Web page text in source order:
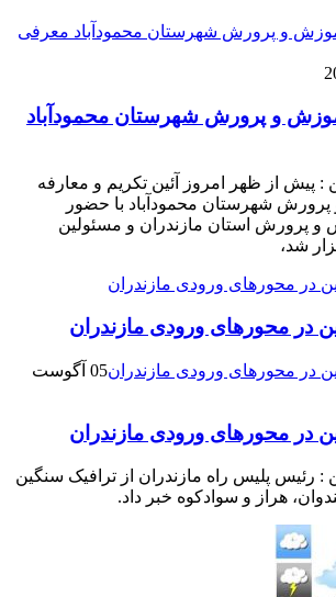
و پرورش شهرستان محمودآباد
: پیش از ظهر امروز آئین تکریم و معارفه
شهرستان محمودآباد با حضور
و پرورش استان مازندران و مسئولین
شد،
در محور‌های ورودی مازندران
05 آگوست
در محور‌های ورودی مازندران
: رئیس پلیس راه مازندران از ترافیک سنگین
هراز و سوادکوه خبر داد.